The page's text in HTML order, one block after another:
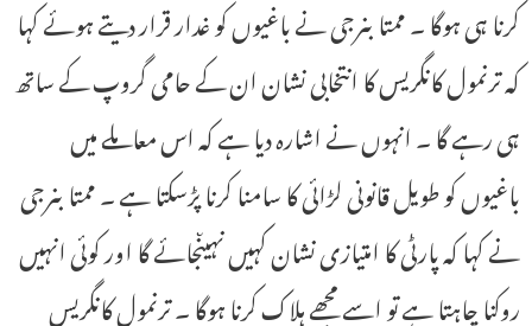
کرنا ہی ہوگا ۔ ممتابنرجی نے باغیوں کو غدار قرار دیتے ہوئے کہا
کہ ترنمول کانگریس کا انتخابی نشان ان کے حامی گروپ کے ساتھ
ہی رہے گا ۔ انہوں نے اشارہ دیا ہے کہ اس معاملے میں
باغیوں کو طویل قانونی لڑائی کا سامنا کرنا پڑسکتا ہے ۔ ممتابنرجی
نے کہا کہ پارٹی کا امتیازی نشان کہیں نہیںجائے گا اور کوئی انہیں
روکنا چاہتا ہے تو اسے مجھے ہلاک کرنا ہوگا ۔ ترنمول کانگریس